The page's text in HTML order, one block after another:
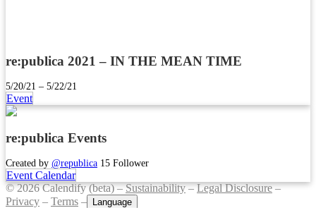
re:publica 2021 – IN THE MEAN TIME
5/20/21 – 5/22/21
Event
re:publica Events
Created by @republica 15 Follower
Event Calendar
© 2026 Calendify (beta) –Sustainability–Legal Disclosure–
Privacy – Terms – Language